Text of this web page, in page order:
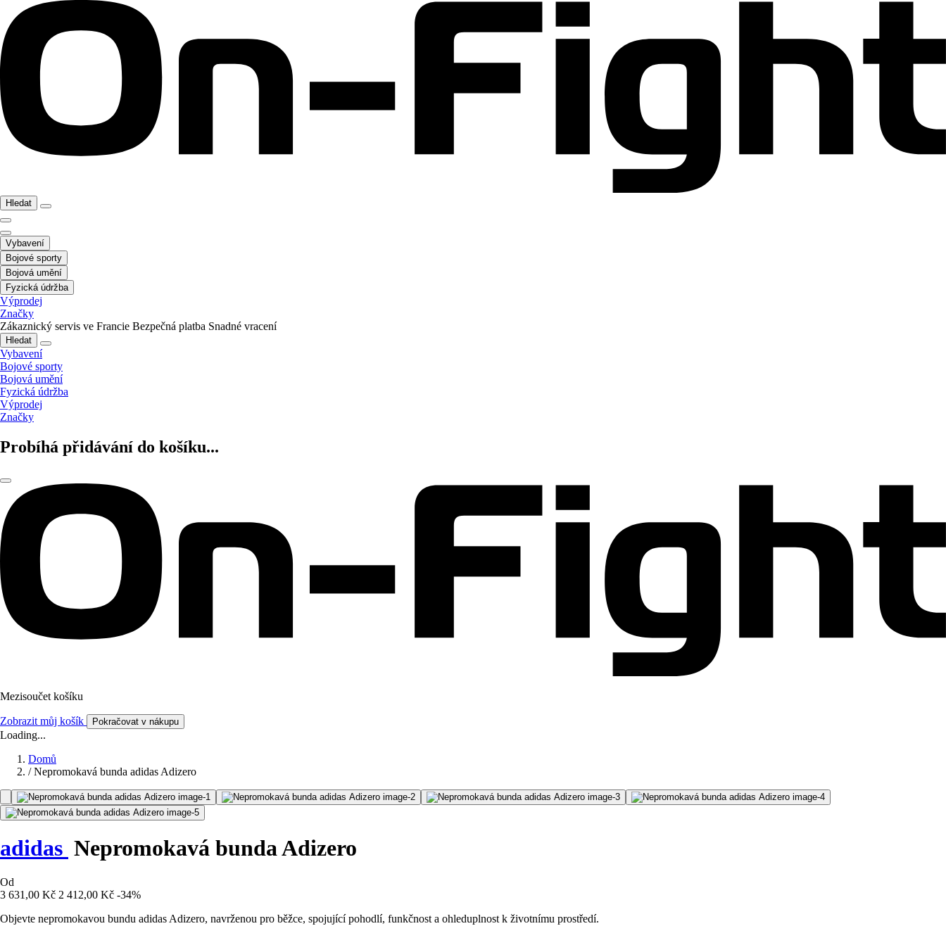
Hledat
Vybavení
Bojové sporty
Bojová umění
Fyzická údržba
Výprodej
Značky
Zákaznický servis ve Francie Bezpečná platba Snadné vracení
Hledat
Vybavení
Bojové sporty
Bojová umění
Fyzická údržba
Výprodej
Značky
Probíhá přidávání do košíku...
Mezisoučet košíku
Zobrazit můj košík Pokračovat v nákupu
Loading...
Domů
/ Nepromokavá bunda adidas Adizero
adidas Nepromokavá bunda Adizero
Od
3 631,00 Kč 2 412,00 Kč -34%
Objevte nepromokavou bundu adidas Adizero, navrženou pro běžce, spojující pohodlí, funkčnost a ohleduplnost k životnímu prostředí.